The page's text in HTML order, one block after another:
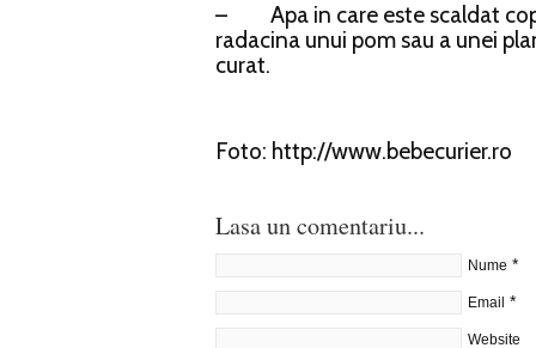
– Apa in care este scaldat
radacina unui pom sau a unei
curat.
Foto: http://www.bebecurier.ro
Lasa un comentariu...
Nume *
Email *
Website